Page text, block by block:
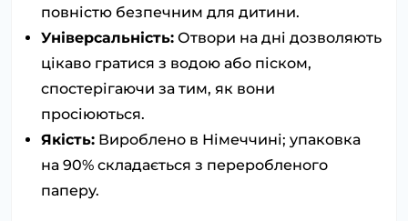
повністю безпечним для дитини.
Універсальність: Отвори на дні дозволяють
цікаво гратися з водою або піском,
спостерігаючи за тим, як вони
просіюються.
Якість: Вироблено в Німеччині; упаковка
на 90% складається з переробленого
паперу.